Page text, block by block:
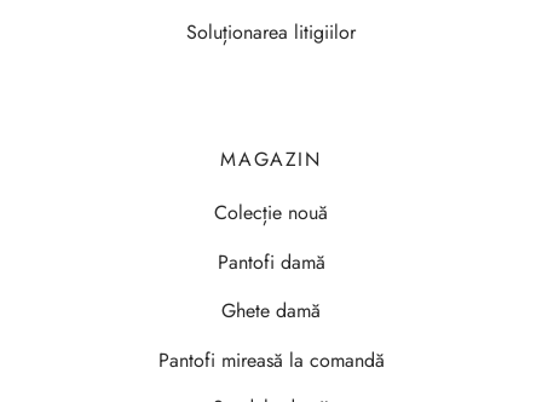
Soluționarea litigiilor
MAGAZIN
Colecție nouă
Pantofi damă
Ghete damă
Pantofi mireasă la comandă